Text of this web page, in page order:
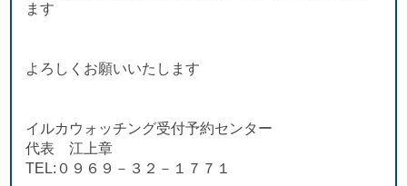
ます
よろしくお願いいたします
イルカウォッチング受付予約センター
代表 江上章
TEL:０９６９－３２－１７７１